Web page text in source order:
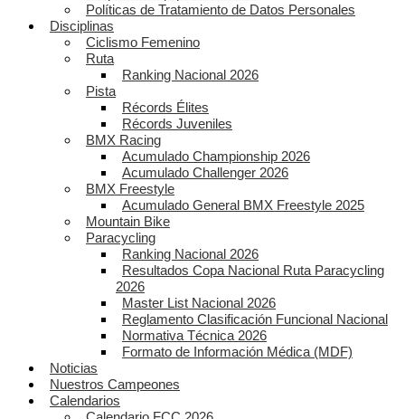
Políticas de Tratamiento de Datos Personales
Disciplinas
Ciclismo Femenino
Ruta
Ranking Nacional 2026
Pista
Récords Élites
Récords Juveniles
BMX Racing
Acumulado Championship 2026
Acumulado Challenger 2026
BMX Freestyle
Acumulado General BMX Freestyle 2025
Mountain Bike
Paracycling
Ranking Nacional 2026
Resultados Copa Nacional Ruta Paracycling
2026
Master List Nacional 2026
Reglamento Clasificación Funcional Nacional
Normativa Técnica 2026
Formato de Información Médica (MDF)
Noticias
Nuestros Campeones
Calendarios